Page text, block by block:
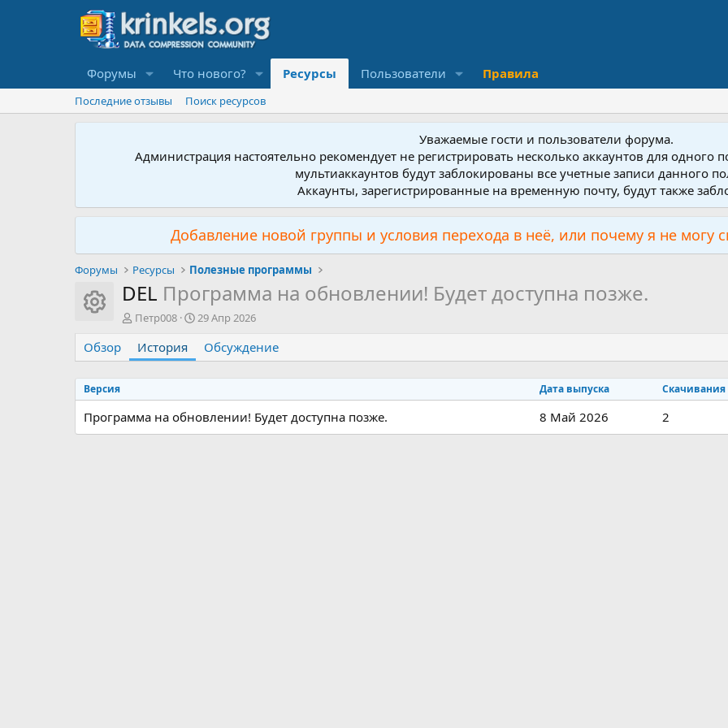
Форумы Что нового? Ресурсы Пользователи Правила
Последние отзывы Поиск ресурсов
Уважаемые гости и пользователи форума.
Администрация настоятельно рекомендует не регистрировать несколько аккаунтов для
мультиаккаунтов будут заблокированы все учетные записи данного
Аккаунты, зарегистрированные на временную почту, будут также
Добавление новой группы и условия перехода в неё, или почему я не могу
Форумы Ресурсы Полезные программы
Иконка ресурса
DEL Программа на обновлении! Будет доступна позже.
А
т
о
р
Петр008
Д
а
с
з
д
а
29 Апр 2026
Обзор История Обсуждение
Версия Дата выпуска Скачивания
Программа на обновлении! Будет доступна позже. 8 Май 2026 2